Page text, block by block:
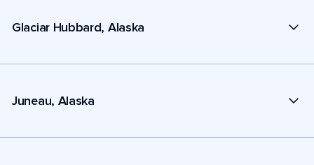
Glaciar Hubbard, Alaska
Juneau, Alaska